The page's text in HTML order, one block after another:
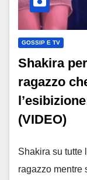
GOSSIP E TV
Shakira
ragazzo
(VIDEO)
Shakira su tutte
ragazzo mentre